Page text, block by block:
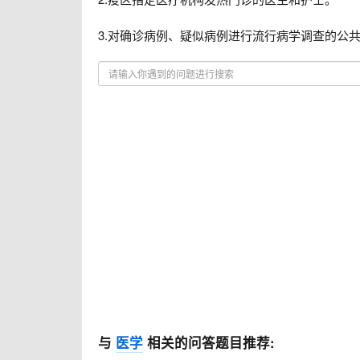
3.对确诊病例、疑似病例进行流行病学调查的公共
与 医学 相关的问答题目推荐: